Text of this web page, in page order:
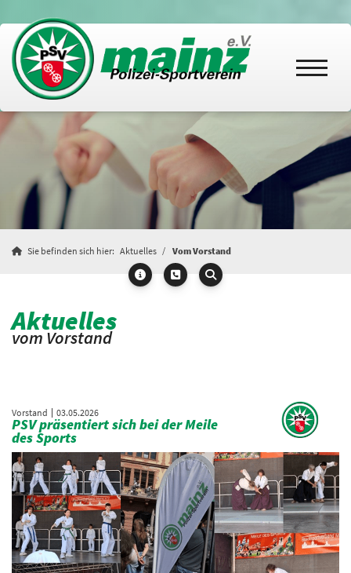
Sie befinden sich hier: Aktuelles Vom Vorstand
Aktuelles
vom Vorstand
Vorstand 03.05.2026
PSV präsentiert sich bei der Meile
des Sports